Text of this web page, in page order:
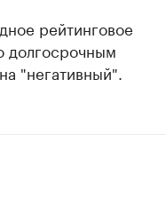
рейтинговое
долгосрочным
"негативный".